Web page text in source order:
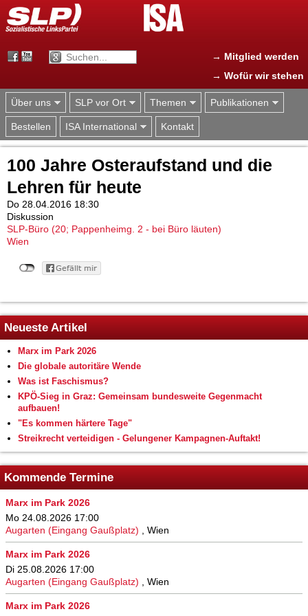
Jump to navigation
→ Mitglied werden
→ Wofür wir stehen
Über uns SLP vor Ort Themen Publikationen
Bestellen ISA International Kontakt
100 Jahre Osteraufstand und die
Lehren für heute
Do 28.04.2016 18:30
Diskussion
SLP-Büro (20; Pappenheimg. 2 - bei Büro läuten)
Wien
Neueste Artikel
Marx im Park 2026
Die globale autoritäre Wende
Was ist Faschismus?
KPÖ-Sieg in Graz: Gemeinsam bundesweite Gegenmacht
aufbauen!
"Es kommen härtere Tage"
Streikrecht verteidigen - Gelungener Kampagnen-Auftakt!
Kommende Termine
Marx im Park 2026
Mo 24.08.2026 17:00
Augarten (Eingang Gaußplatz) , Wien
Marx im Park 2026
Di 25.08.2026 17:00
Augarten (Eingang Gaußplatz) , Wien
Marx im Park 2026